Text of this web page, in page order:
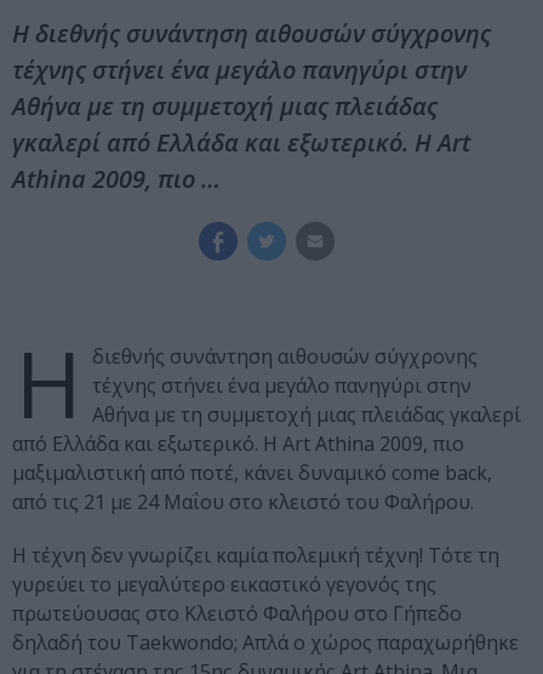
Η διεθνής συνάντηση αιθουσών σύγχρονης
τέχνης στήνει ένα μεγάλο πανηγύρι στην
Αθήνα με τη συμμετοχή μιας πλειάδας
γκαλερί από Ελλάδα και εξωτερικό. Η Art
Athina 2009, πιο …
Η
διεθνής συνάντηση αιθουσών σύγχρονης
τέχνης στήνει ένα μεγάλο πανηγύρι στην
Αθήνα με τη συμμετοχή μιας πλειάδας γκαλερί
από Ελλάδα και εξωτερικό. Η Art Athina 2009, πιο
μαξιμαλιστική από ποτέ, κάνει δυναμικό come back,
από τις 21 με 24 Μαΐου στο κλειστό του Φαλήρου.
Η τέχνη δεν γνωρίζει καμία πολεμική τέχνη! Τότε τη
γυρεύει το μεγαλύτερο εικαστικό γεγονός της
πρωτεύουσας στο Κλειστό Φαλήρου στο Γήπεδο
δηλαδή του Taekwondo; Απλά ο χώρος παραχωρήθηκε